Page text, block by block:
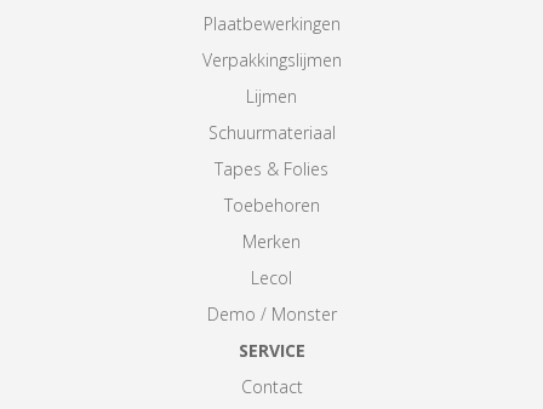
Plaatbewerkingen
Verpakkingslijmen
Lijmen
Schuurmateriaal
Tapes & Folies
Toebehoren
Merken
Lecol
Demo / Monster
SERVICE
Contact